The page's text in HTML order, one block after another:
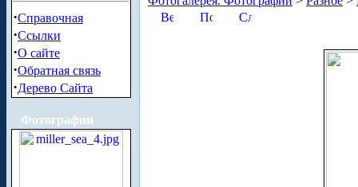
·Справочная
·Ссылки
·О сайте
·Обратная связь
·Дерево Сайта
Фотографии